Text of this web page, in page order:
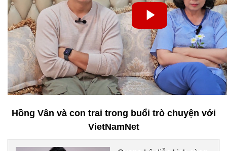
Hồng Vân và con trai trong buổi trò chuyện với
VietNamNet